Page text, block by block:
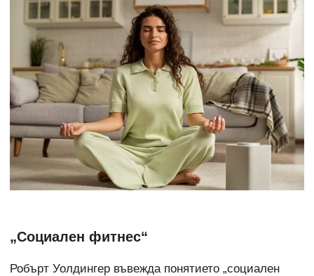
„Социален фитнес“
Робърт Уолдингер въвежда понятието „социален